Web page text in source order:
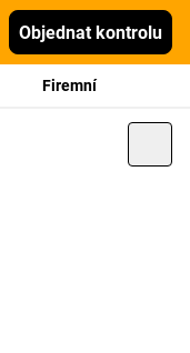
Objednat kontrolu
Firemní